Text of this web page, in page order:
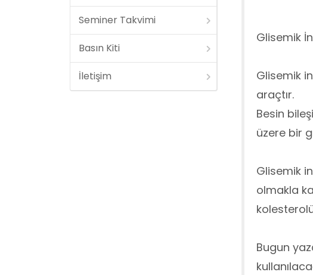
Glisemik
Glisemik
araçtır.
Besin
üzere bir
Glisemik
olmakla
Bugun
Seminer Takvimi
Basın Kiti
İletişim